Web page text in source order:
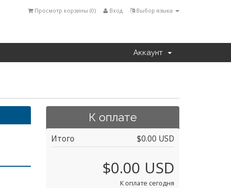
Выбор языка
Вход
Просмотр корзины (0)
Аккаунт
К оплате
Итого $0.00 USD
$0.00 USD
К оплате сегодня